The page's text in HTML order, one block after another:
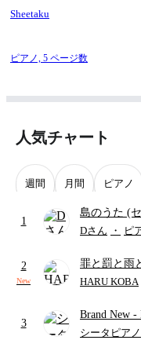
Sheetaku
ピアノ, 5 ページ数
人気チャート
週間 月間 ピアノ
1
島のうた (
セイレーン
ード・ペダ
かわ 人魚の
Dさん ・ ピ
2
New
罪と罰と雨
野勇斗&吉
HARU KOBA
3
Brand New -
APPLE
シータピアノ